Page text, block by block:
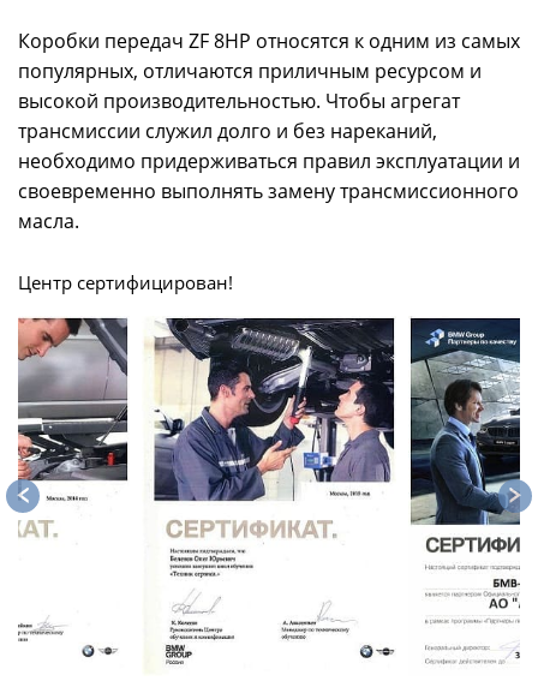
Коробки передач ZF 8HP относятся к одним из самых
популярных, отличаются приличным ресурсом и
высокой производительностью. Чтобы агрегат
трансмиссии служил долго и без нареканий,
необходимо придерживаться правил эксплуатации и
своевременно выполнять замену трансмиссионного
масла.
Центр сертифицирован!